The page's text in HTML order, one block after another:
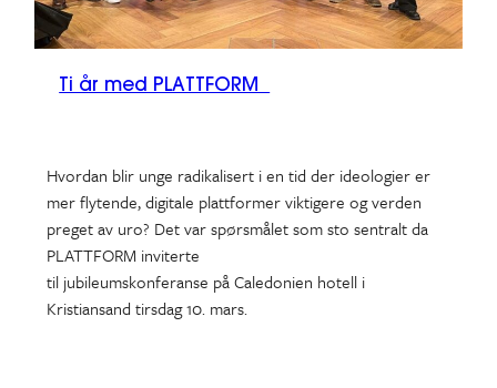
Ti år med PLATTFORM
Hvordan blir unge radikalisert i en tid der ideologier er
mer flytende, digitale plattformer viktigere og verden
preget av uro? Det var spørsmålet som sto sentralt da
PLATTFORM inviterte
til jubileumskonferanse på Caledonien hotell i
Kristiansand tirsdag 10. mars.